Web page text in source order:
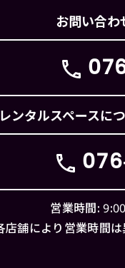
お問い合わ
レンタルスペースに
営業時間:
店舗により営業時間